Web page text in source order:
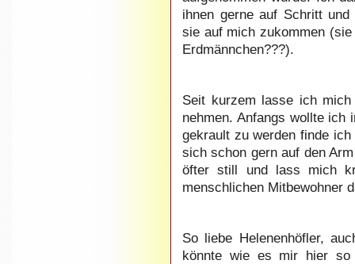
ihnen gerne auf Schritt
sie auf mich zukommen
Erdmännchen???).
Seit kurzem lasse ich
nehmen. Anfangs wollte ich
gekrault zu werden finde
sich schon gern auf den
öfter still und lass mich
menschlichen Mitbewohner
So liebe Helenenhöfler,
könnte wie es mir hier